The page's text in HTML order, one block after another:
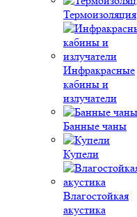
Термоизоляция
Инфракрасные
кабины и
излучатели
Банные чаны
Купели
Влагостойкая
акустика